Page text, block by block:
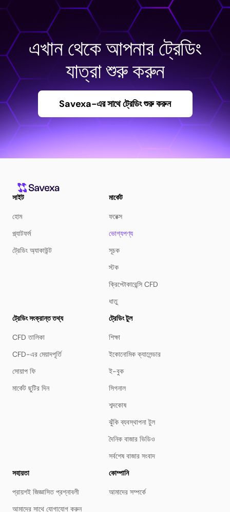
এখান থেকে আপনার ট্রেডিং
যাত্রা শুরু করুন
Savexa-এর সাথে ট্রেডিং শুরু করুন
সাইট
হোম
প্ল্যাটফর্ম
ট্রেডিং অ্যাকাউন্ট
মার্কেট
ফরেক্স
ভোগ্যপণ্য
সূচক
স্টক
ক্রিপ্টোকারেন্সি CFD
ধাতু
ট্রেডিং সংক্রান্ত তথ্য
CFD তালিকা
CFD-এর মেয়াদপূর্তি
সোয়াপ ফি
মার্কেট ছুটির দিন
ট্রেডিং টুল
শিক্ষা
ইকোনোমিক ক্যালেন্ডার
ই-বুক
সিগনাল
শব্দকোষ
ঝুঁকি ব্যবস্থাপনা টুল
দৈনিক বাজার ভিডিও
সর্বশেষ বাজার সংবাদ
সহায়তা
প্রায়শই জিজ্ঞাসিত প্রশ্নাবলী
আমাদের সাথে যোগাযোগ করুন
কোম্পানি
আমাদের সম্পর্কে